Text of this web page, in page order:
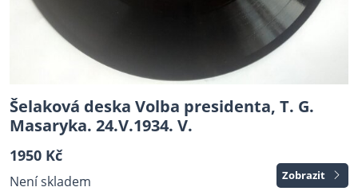
Šelaková deska Volba presidenta, T. G.
Masaryka. 24.V.1934. V.
1950 Kč
Není skladem Zobrazit